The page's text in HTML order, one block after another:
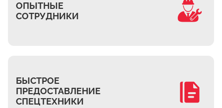
ОПЫТНЫЕ
СОТРУДНИКИ
БЫСТРОЕ
ПРЕДОСТАВЛЕНИЕ
СПЕЦТЕХНИКИ